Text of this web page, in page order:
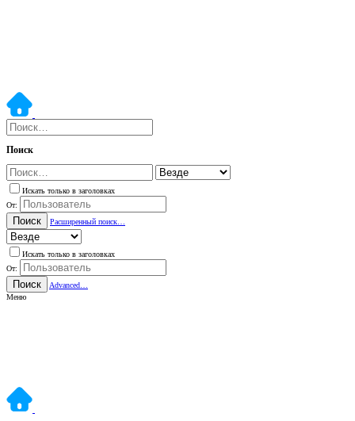
Поиск
Искать только в заголовках
От:
Поиск Расширенный поиск…
Искать только в заголовках
От:
Поиск
Advanced…
Меню